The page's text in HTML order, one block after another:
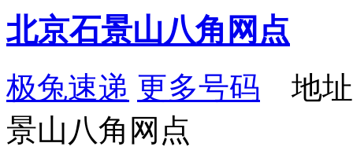
北京石景山八角网点
极兔速递 更多号码 地址
景山八角网点